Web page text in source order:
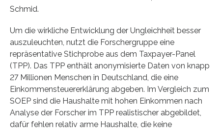
Schmid.
Um die wirkliche Entwicklung der Ungleichheit besser
auszuleuchten, nutzt die Forschergruppe eine
repräsentative Stichprobe aus dem Taxpayer-Panel
(TPP). Das TPP enthält anonymisierte Daten von knapp
27 Millionen Menschen in Deutschland, die eine
Einkommensteuererklärung abgeben. Im Vergleich zum
SOEP sind die Haushalte mit hohen Einkommen nach
Analyse der Forscher im TPP realistischer abgebildet,
dafür fehlen relativ arme Haushalte, die keine